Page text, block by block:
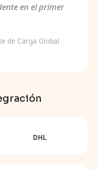
en el primer
de Carga Global
DHL